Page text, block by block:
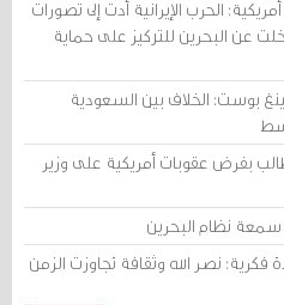
الحرب الإيرانية أدت إلى تصورات
عن البحرين للتركيز على حماية
بوست: الخلاف بين السعودية
بفرض عقوبات أمريكية على وزير
سمعة نظام البحرين
نصر الله وثقافة تجاوزت الزمن